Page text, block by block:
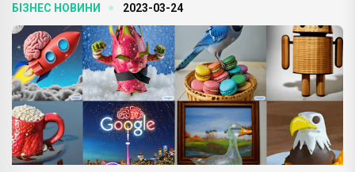
БІЗНЕС НОВИНИ 2023-03-24